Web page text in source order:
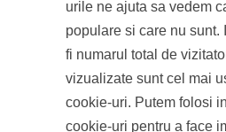
urile ne ajuta sa vedem
populare si care nu sunt.
fi numarul total de
vizualizate sunt cel mai
cookie-uri. Putem folosi
cookie-uri pentru a face